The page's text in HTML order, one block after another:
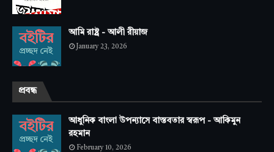
আমি রাষ্ট্র - আলী রীয়াজ
January 23, 2026
প্রবন্ধ
আধুনিক বাংলা উপন্যাসে বাস্তবতার স্বরূপ - আকিমুন
রহমান
February 10, 2026